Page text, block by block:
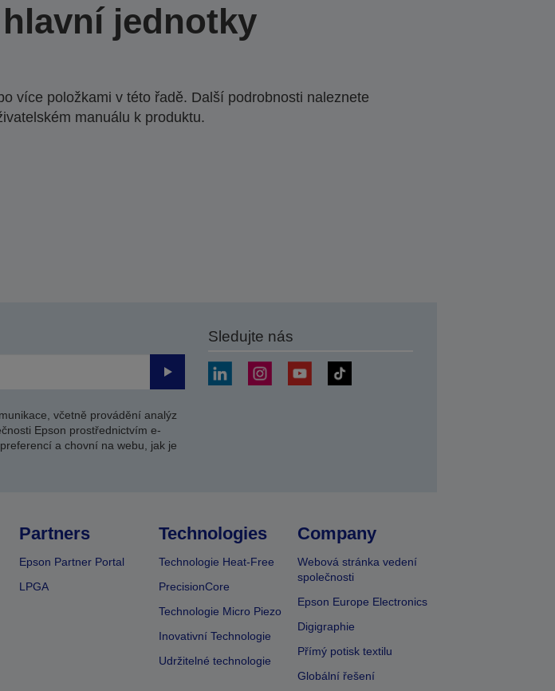
jednotky
více položkami v této řadě. Další podrobnosti naleznete
manuálu k produktu.
Odeslat
včetně provádění analýz
Epson prostřednictvím e-
a chovní na webu, jak je
Sledujte nás
Partners
Epson Partner Portal
LPGA
Technologies
Technologie Heat-Free
PrecisionCore
Technologie Micro Piezo
Inovativní Technologie
Udržitelné technologie
Company
Webová stránka vedení
společnosti
Epson Europe Electronics
Digigraphie
Přímý potisk textilu
Globální řešení